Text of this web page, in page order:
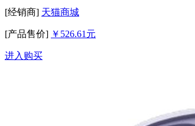
[经销商] 天猫商城
[产品售价] ￥526.61元
进入购买